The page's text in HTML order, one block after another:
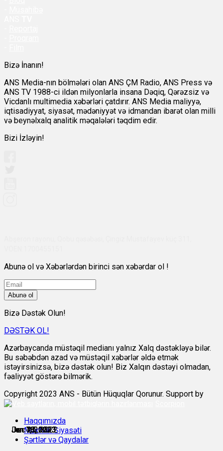
Dec 25, 2022
Jan 4, 2023
Jan 7, 2023
Jan 13, 2023
Jan 16, 2023
Jan 18, 2023
Bizə İnanın!
ANS Media-nın bölmələri olan ANS ÇM Radio, ANS Press və
ANS TV 1988-ci ildən milyonlarla insana Dəqiq, Qərəzsiz və
Vicdanlı multimedia xəbərləri çatdırır. ANS Media maliyyə,
iqtisadiyyat, siyasət, mədəniyyət və idmandan ibarət olan milli
və beynəlxalq analitik məqalələri təqdim edir.
Bizi İzləyin!
Abunə ol və Xəbərlərdən birinci sən xəbərdar ol !
Abunə ol
Bizə Dəstək Olun!
DƏSTƏK OL!
Azərbaycanda müstəqil medianı yalnız Xalq dəstəkləyə bilər.
Bu səbəbdən azad və müstəqil xəbərlər əldə etmək
istəyirsinizsə, bizə dəstək olun! Biz Xalqın dəstəyi olmadan,
fəaliyyət göstərə bilmərik.
Copyright 2023 ANS - Bütün Hüquqlar Qorunur. Support by
Haqqımızda
Məxfilik Siyasəti
Şərtlər və Qaydalar